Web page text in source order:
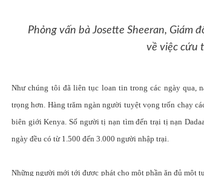
Phỏng vấn bà Josette Sheeran, Giám
về việc cứu
Như chúng tôi đã liên tục loan tin trong các ngày qua,
trọng hơn. Hàng trăm ngàn người tuyệt vọng trốn chạy
biên giới Kenya. Số người tị nạn tìm đến trại tị nạn
ngày đều có từ 1.500 đến 3.000 người nhập trại.
Những người mới tới được phát cho một phần ăn đủ một